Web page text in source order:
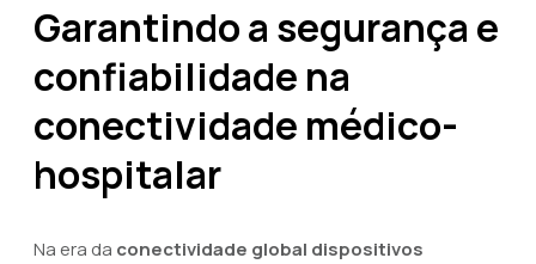
Garantindo a segurança e
confiabilidade na
conectividade médico-
hospitalar
Na era da conectividade global dispositivos